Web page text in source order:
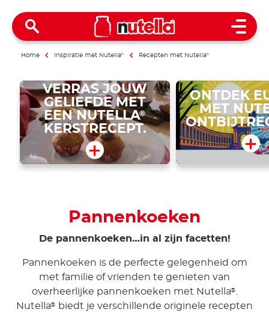
Open
Home Inspiratie met Nutella® Recepten met Nutella®
VERRAS JOUW
GELIEFDE MET
EEN NUTELLA®
KERSTRECEPT.
ONTDEK
MET
Pannenkoeken
De pannenkoeken…in al zijn facetten!
Pannenkoeken is de perfecte gelegenheid om
met familie of vrienden te genieten van
overheerlijke pannenkoeken met Nutella® .
Nutella®
biedt je verschillende originele recepten